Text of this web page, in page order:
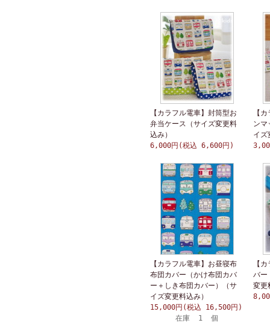
【カラフル電車】封筒型お
弁当ケース（サイズ変更料
込み）
6,000円(税込 6,600円)
【
ンマ
イズ
【カラフル電車】お昼寝布
布団カバー（かけ布団カバ
ー＋しき布団カバー）（サ
イズ変更料込み）
15,000円(税込 16,500円)
在庫 1 個
【
バー
変更